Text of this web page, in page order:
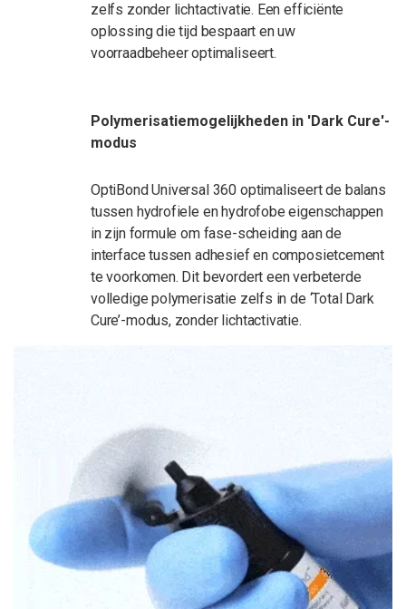
zelfs zonder lichtactivatie. Een efficiënte
oplossing die tijd bespaart en uw
voorraadbeheer optimaliseert.
Polymerisatiemogelijkheden in 'Dark Cure'-
modus
OptiBond Universal 360 optimaliseert de balans
tussen hydrofiele en hydrofobe eigenschappen
in zijn formule om fase-scheiding aan de
interface tussen adhesief en composietcement
te voorkomen. Dit bevordert een verbeterde
volledige polymerisatie zelfs in de ‘Total Dark
Cure’-modus, zonder lichtactivatie.